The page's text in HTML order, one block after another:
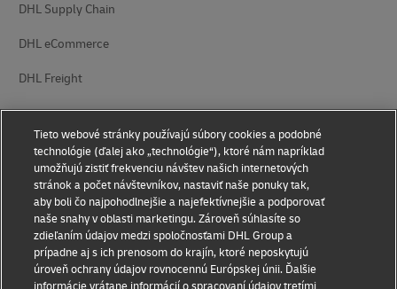
DHL Supply Chain
DHL eCommerce
DHL Freight
Oznámenie o ochrane
osobných údajov
Právne vyhlásenie
Prístupnosť Nastavenie súborov cookie
Tieto webové stránky používajú súbory cookies a podobné
technológie (ďalej ako „technológie“), ktoré nám napríklad
umožňujú zistiť frekvenciu návštev našich internetových
stránok a počet návštevníkov, nastaviť naše ponuky tak,
aby boli čo najpohodlnejšie a najefektívnejšie a podporovať
naše snahy v oblasti marketingu. Zároveň súhlasíte so
zdieľaním údajov medzi spoločnosťami DHL Group a
prípadne aj s ich prenosom do krajín, ktoré neposkytujú
úroveň ochrany údajov rovnocennú Európskej únii. Ďalšie